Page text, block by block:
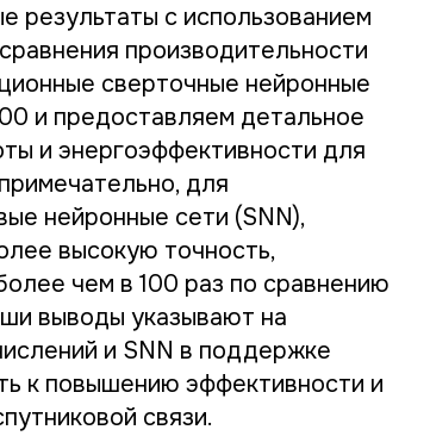
результаты с использованием
производительности
сверточные нейронные
и предоставляем детальное
и энергоэффективности для
для
нейронные сети (SNN),
высокую точность,
чем в 100 раз по сравнению
выводы указывают на
и SNN в поддержке
к повышению эффективности и
связи.